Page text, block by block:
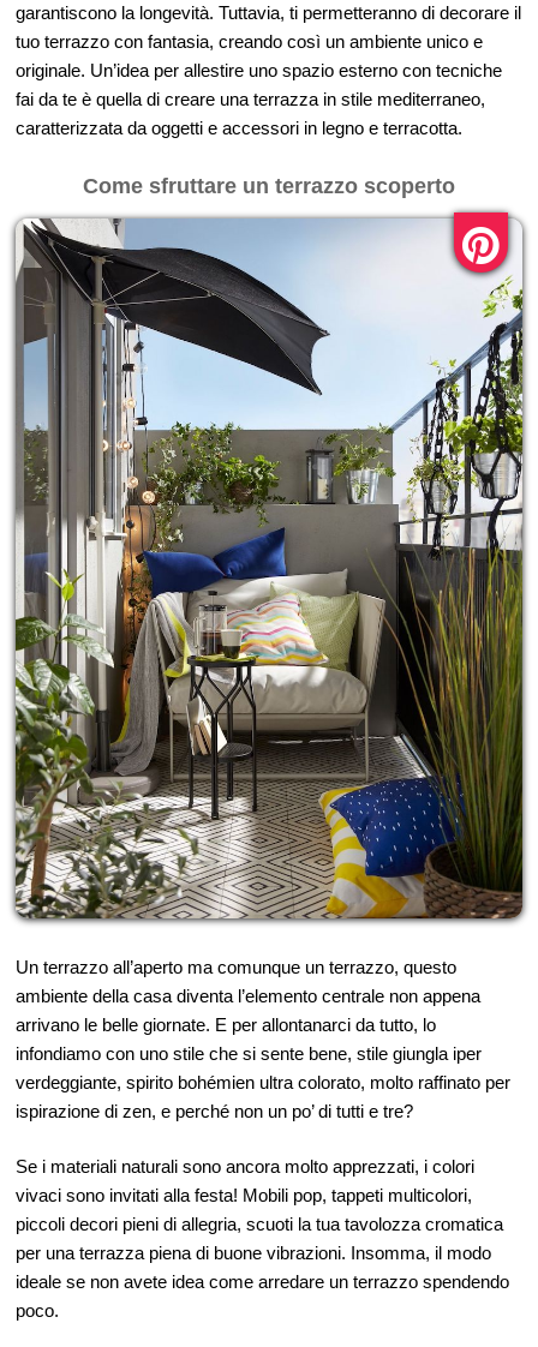
garantiscono la longevità. Tuttavia, ti permetteranno di decorare il
tuo terrazzo con fantasia, creando così un ambiente unico e
originale. Un’idea per allestire uno spazio esterno con tecniche
fai da te è quella di creare una terrazza in stile mediterraneo,
caratterizzata da oggetti e accessori in legno e terracotta.
Come sfruttare un terrazzo scoperto
Un terrazzo all’aperto ma comunque un terrazzo, questo
ambiente della casa diventa l’elemento centrale non appena
arrivano le belle giornate. E per allontanarci da tutto, lo
infondiamo con uno stile che si sente bene, stile giungla iper
verdeggiante, spirito bohémien ultra colorato, molto raffinato per
ispirazione di zen, e perché non un po’ di tutti e tre?
Se i materiali naturali sono ancora molto apprezzati, i colori
vivaci sono invitati alla festa! Mobili pop, tappeti multicolori,
piccoli decori pieni di allegria, scuoti la tua tavolozza cromatica
per una terrazza piena di buone vibrazioni. Insomma, il modo
ideale se non avete idea come arredare un terrazzo spendendo
poco.